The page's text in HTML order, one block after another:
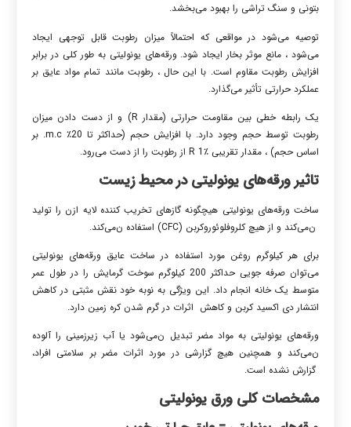
بتونی و سنگ تراشی را بهبود ‌می‌بخشد.
توصیه ‌می‌شود در مواقعی که احتمالاً میزان رطوبت قابل توجهی ایجاد
‌می‌شود ، مانع موثر بخار ایجاد شود. ورقه‌های یونولیتی به طور کلی در برابر
افزایش رطوبت مقاوم است. با این حال ، رطوبت مانند تمام مواد عایق بر
عملکرد حرارتی تأثیر ‌می‌گذارد.
یک رابطه خطی بین مقاومت حرارتی (مقدار R) و از دست دادن میزان
رطوبت توسط حجم وجود دارد. با افزایش حجم (حداکثر تا 20٪ m.c. بر
اساس حجم) ، مقدار تقریبی R 1٪ از رطوبت را از دست ‌می‌رود.
تاثیر ورقه‌های یونولیتی درمحیط زیست
ساخت ورقه‌های یونولیتی هیچگونه گازهای تخریب کننده لایه ازن را تولید
ن‌می‌کند و از هیچ کلروفلوئوروکربن (CFC) استفاده ن‌می‌کند.
برای هر کیلوگرم روغن مورد استفاده در ساخت عایق ورقه‌های یونولیتی
‌می‌توان صرفه جویی حداکثر 200 کیلوگرم سوخت گرمایش را در طول عمر
متوسط ​​یک خانه انجام داد. این ویژگی به نوبه خود نقش مثبتی در کاهش
انتشار دی اکسید کربن و کاهش اثرات در گرم شدن کره زمین دارد.
ورقه‌های یونولیتی به مواد مضر تبدیل ن‌می‌شود یا آب زیرزمینی را آلوده
ن‌می‌کند و همچنین هیچ گزارشی در مورد اثرات مضر بر سلامتی افراد،
گزارش نشده است.
مشخصات کلی ورق یونولیتی